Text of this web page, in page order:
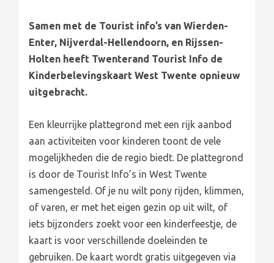
Samen met de Tourist info’s van Wierden-
Enter, Nijverdal-Hellendoorn, en Rijssen-
Holten heeft Twenterand Tourist Info de
Kinderbelevingskaart West Twente opnieuw
uitgebracht.
Een kleurrijke plattegrond met een rijk aanbod
aan activiteiten voor kinderen toont de vele
mogelijkheden die de regio biedt. De plattegrond
is door de Tourist Info’s in West Twente
samengesteld. Of je nu wilt pony rijden, klimmen,
of varen, er met het eigen gezin op uit wilt, of
iets bijzonders zoekt voor een kinderfeestje, de
kaart is voor verschillende doeleinden te
gebruiken. De kaart wordt gratis uitgegeven via